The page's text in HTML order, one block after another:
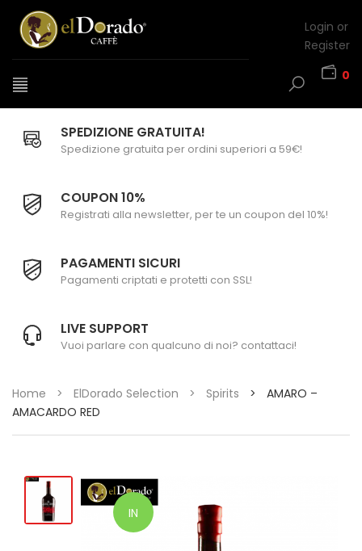
Login or
Register
0
SPEDIZIONE GRATUITA!
Spedizione gratuita per ordini superiori a 59€!
COUPON 10%
Registrati alla newsletter, per te un coupon del 10%!
PAGAMENTI SICURI
Pagamenti criptati e protetti con SSL!
LIVE SUPPORT
Vuoi parlare con qualcuno di noi? contattaci!
Home > ElDorado Selection > Spirits >
AMARO –
AMACARDO RED
IN